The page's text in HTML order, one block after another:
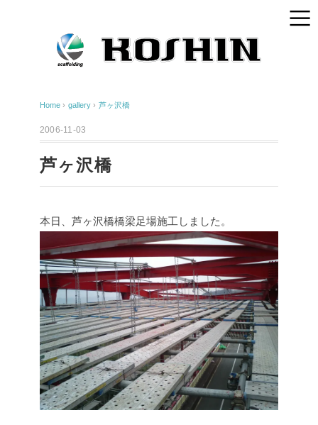
Home › gallery › 芦ヶ沢橋
2006-11-03
芦ヶ沢橋
本日、芦ヶ沢橋橋梁足場施工しました。